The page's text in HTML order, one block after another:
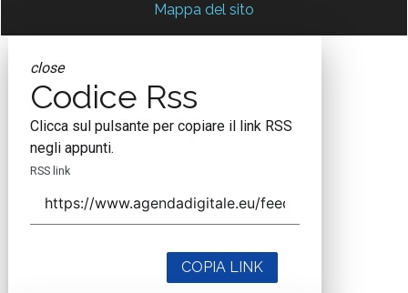
Mappa del sito
close
Codice Rss
Clicca sul pulsante per copiare il link RSS
negli appunti.
RSS link
COPIA LINK